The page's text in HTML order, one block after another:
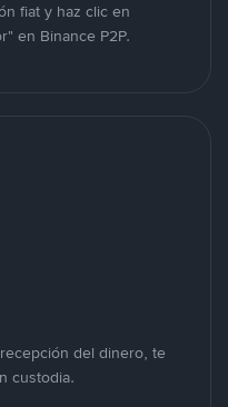
fiat y haz clic en
en Binance P2P.
del dinero, te
custodia.